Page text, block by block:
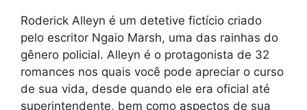
Roderick Alleyn é um detetive fictício criado
pelo escritor Ngaio Marsh, uma das rainhas do
gênero policial. Alleyn é o protagonista de 32
romances nos quais você pode apreciar o curso
de sua vida, desde quando ele era oficial até
superintendente, bem como aspectos de sua